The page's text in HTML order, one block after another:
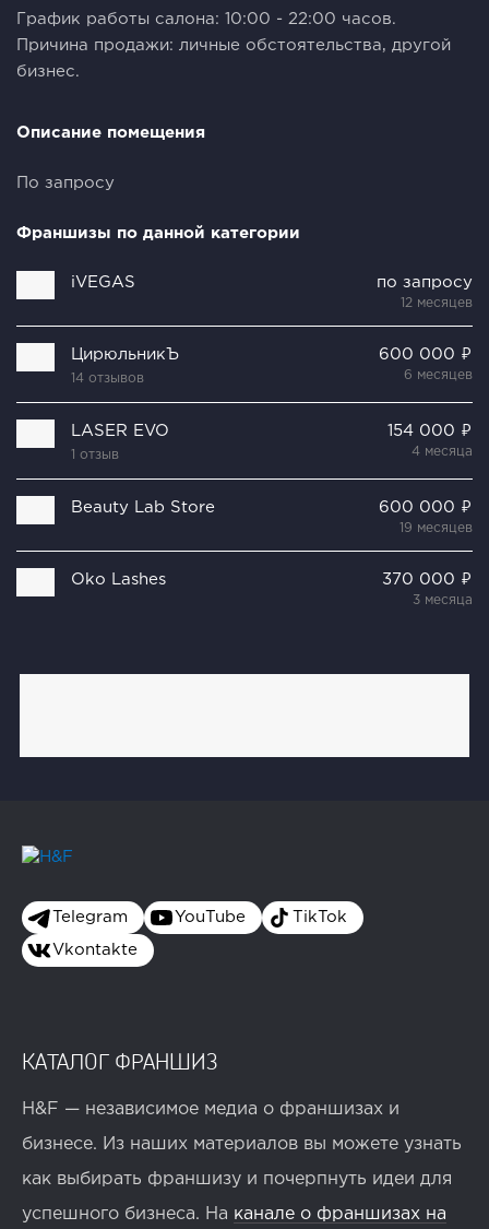
График работы салона: 10:00 - 22:00 часов.
Причина продажи: личные обстоятельства, другой
бизнес.
Описание помещения
По запросу
Франшизы по данной категории
iVEGAS по запросу
12 месяцев
ЦирюльникЪ
14 отзывов
600 000 ₽
6 месяцев
LASER EVO
1 отзыв
154 000 ₽
4 месяца
Beauty Lab Store 600 000 ₽
19 месяцев
Oko Lashes 370 000 ₽
3 месяца
Telegram YouTube TikTok
Vkontakte
КАТАЛОГ ФРАНШИЗ
H&F — независимое медиа о франшизах и
бизнесе. Из наших материалов вы можете узнать
как выбирать франшизу и почерпнуть идеи для
успешного бизнеса. На канале о франшизах на